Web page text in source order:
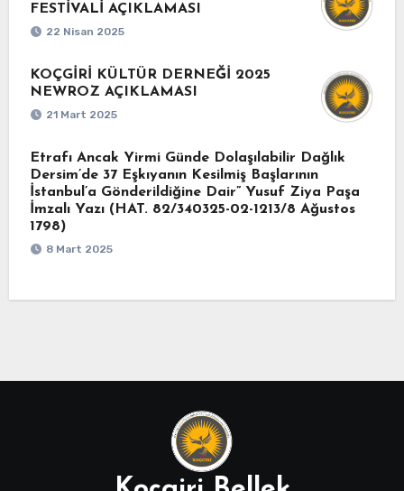
FESTİVALİ AÇIKLAMASI
22 Nisan 2025
KOÇGİRİ KÜLTÜR DERNEĞİ 2025
NEWROZ AÇIKLAMASI
21 Mart 2025
Etrafı Ancak Yirmi Günde Dolaşılabilir Dağlık
Dersim’de 37 Eşkıyanın Kesilmiş Başlarının
İstanbul’a Gönderildiğine Dair” Yusuf Ziya Paşa
İmzalı Yazı (HAT. 82/340325-02-1213/8 Ağustos
1798)
8 Mart 2025